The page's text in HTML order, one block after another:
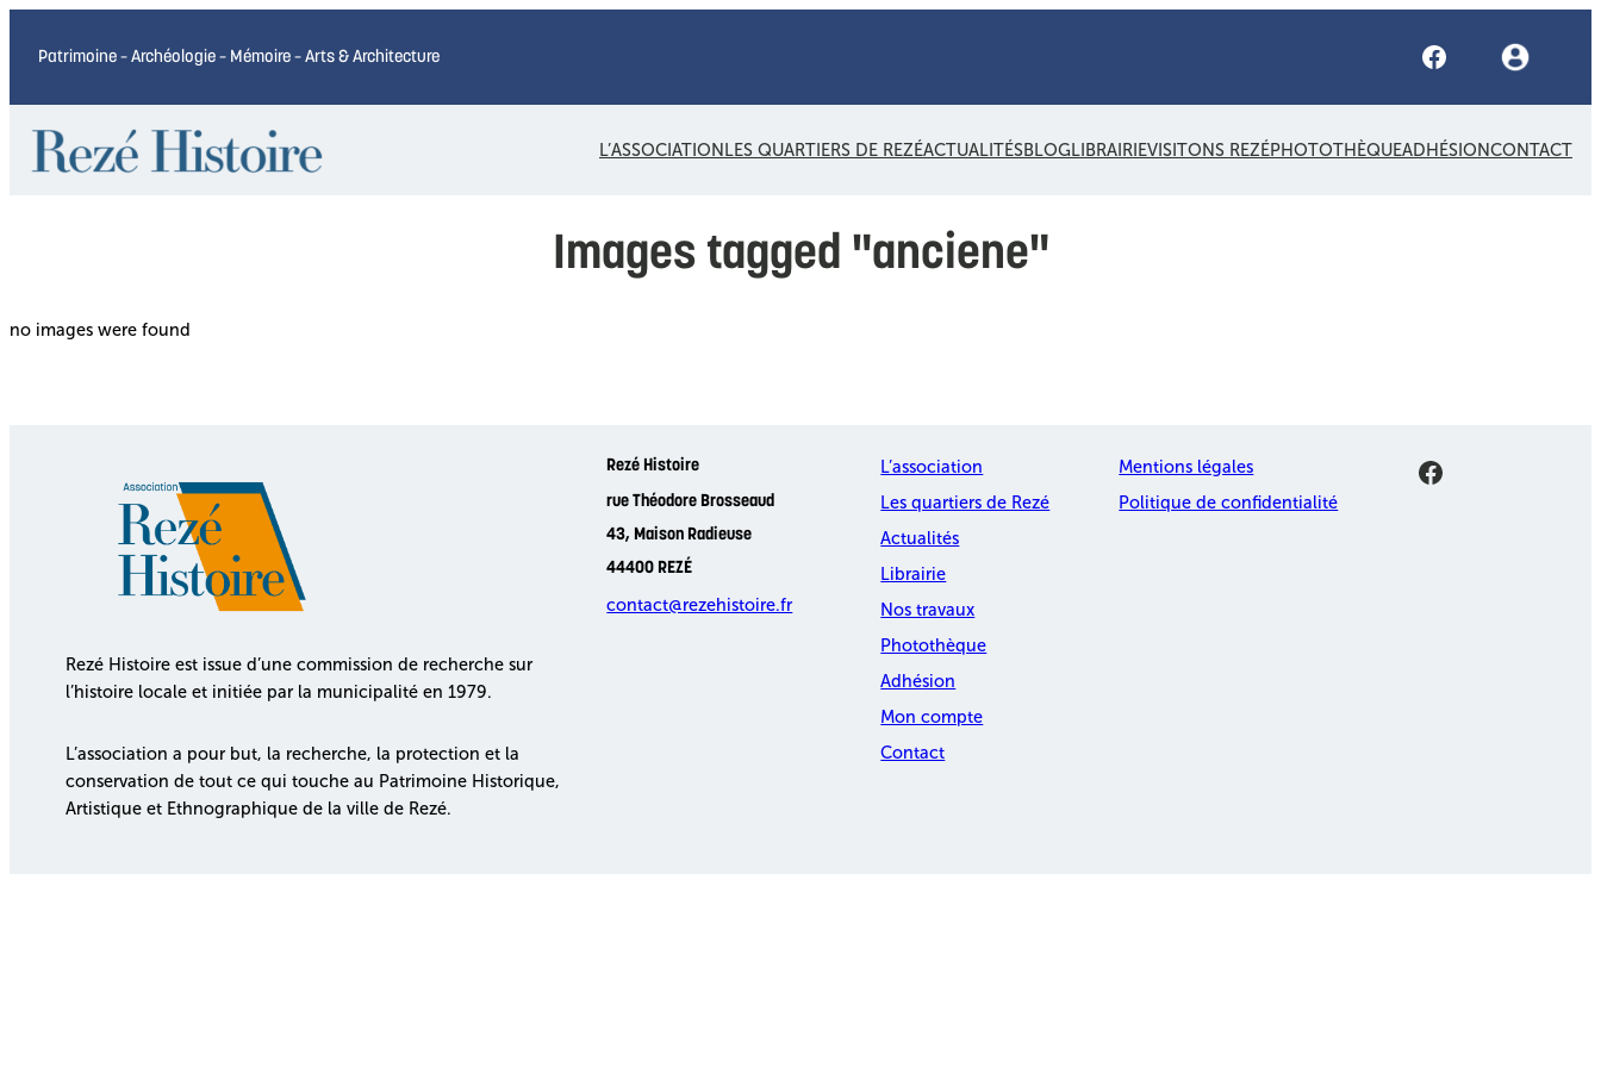
Patrimoine – Archéologie – Mémoire – Arts & Architecture Facebook
L’ASSOCIATIONLES QUARTIERS DE REZÉACTUALITÉSBLOGLIBRAIRIEVISITONS REZÉPHOTOTHÈQUEADHÉSIONCONTACT
Images tagged "anciene"
no images were found
Rezé Histoire est issue d’une commission de recherche sur
l’histoire locale et initiée par la municipalité en 1979.
L’association a pour but, la recherche, la protection et la
conservation de tout ce qui touche au Patrimoine Historique,
Artistique et Ethnographique de la ville de Rezé.
Rezé Histoire
rue Théodore Brosseaud
43, Maison Radieuse
44400 REZÉ
contact@rezehistoire.fr
L’association
Les quartiers de Rezé
Actualités
Librairie
Nos travaux
Photothèque
Adhésion
Mon compte
Contact
Mentions légales
Politique de confidentialité
Facebook